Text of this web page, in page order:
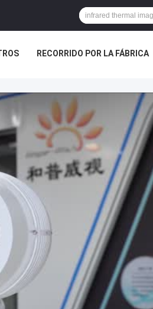
RECORRIDO POR LA FÁBRICA